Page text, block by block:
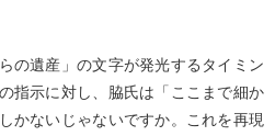
の遺産」の文字が発光するタイミン
指示に対し、脇氏は「ここまで細か
かないじゃないですか。これを再現